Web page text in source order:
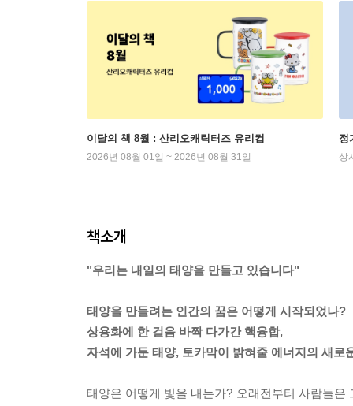
이달의 책 8월 : 산리오캐릭터즈 유리컵
2026년 08월 01일 ~ 2026년 08월 31일
정
상
책소개
"우리는 내일의 태양을 만들고 있습니다"
태양을 만들려는 인간의 꿈은 어떻게 시작되었나?
상용화에 한 걸음 바짝 다가간 핵융합,
자석에 가둔 태양, 토카막이 밝혀줄 에너지의 새로
태양은 어떻게 빛을 내는가? 오래전부터 사람들